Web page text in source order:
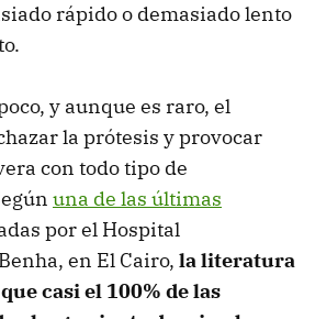
rápido o demasiado lento
y aunque es raro, el
la prótesis y provocar
con todo tipo de
una de las últimas
por el Hospital
en El Cairo, la literatura
casi el 100% de las